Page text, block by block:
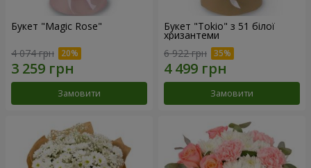
Букет "Magic Rose"
4 074 грн
Замовити
Букет "Tokio" з 51 білої
хризантеми
6 922 грн
Замовити